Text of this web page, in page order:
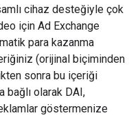
cihaz desteğiyle çok
için Ad Exchange
para kazanma
(orijinal biçiminden
sonra bu içeriği
bağlı olarak DAI,
göstermenize